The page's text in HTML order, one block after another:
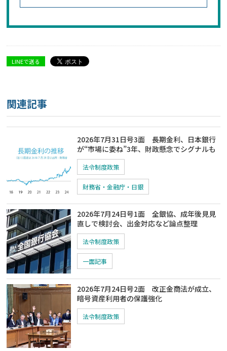
LINEで送る
関連記事
2026年7月31日号3面 長期金利、日本銀行
が“市場に委ね”3年、財政懸念でシグナルも
法令制度政策
財務省・金融庁・日銀
2026年7月24日号1面 全銀協、成年後見見
直しで検討会、出金対応など論点整理
法令制度政策
一面記事
2026年7月24日号2面 改正金商法が成立、
暗号資産利用者の保護強化
法令制度政策